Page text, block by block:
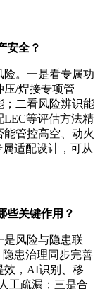
安全？
。一是看专属功
压/焊接专项管
；二看风险辨识能
LEC等评估方法精
管控高空、动火
适配设计，可从
些关键作用？
是风险与隐患联
患治理同步完善
效，AI识别、移
工疏漏；三是合